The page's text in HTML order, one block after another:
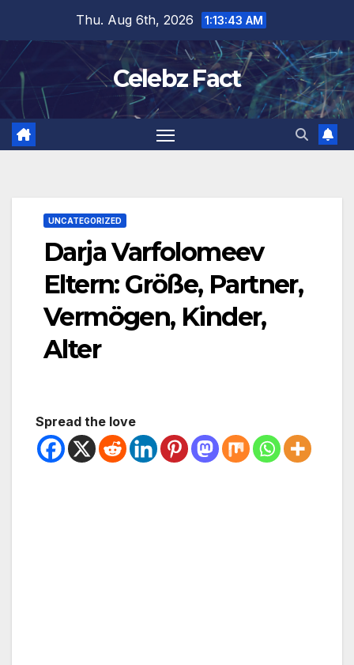
content
Thu. Aug 6th, 2026 1:13:44 AM
Celebz Fact
UNCATEGORIZED
Darja Varfolomeev
Eltern: Größe, Partner,
Vermögen, Kinder,
Alter
Spread the love